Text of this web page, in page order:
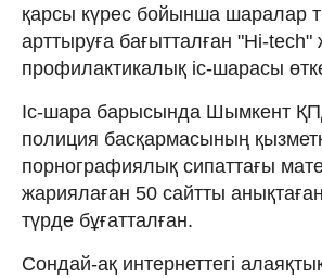
қарсы күрес бойынша шаралар
арттыруға бағытталған "Hi-tech"
профилактикалық іс-шарасы
Іс-шара барысында Шымкент
полиция басқармасының
порнографиялық сипаттағы
жариялаған 50 сайтты
түрде бұғатталған.
Сондай-ақ интернеттегі алаяқтық